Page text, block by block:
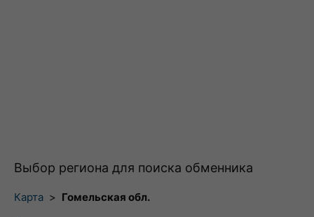
Выбор региона для поиска обменника
Карта > Гомельская обл.